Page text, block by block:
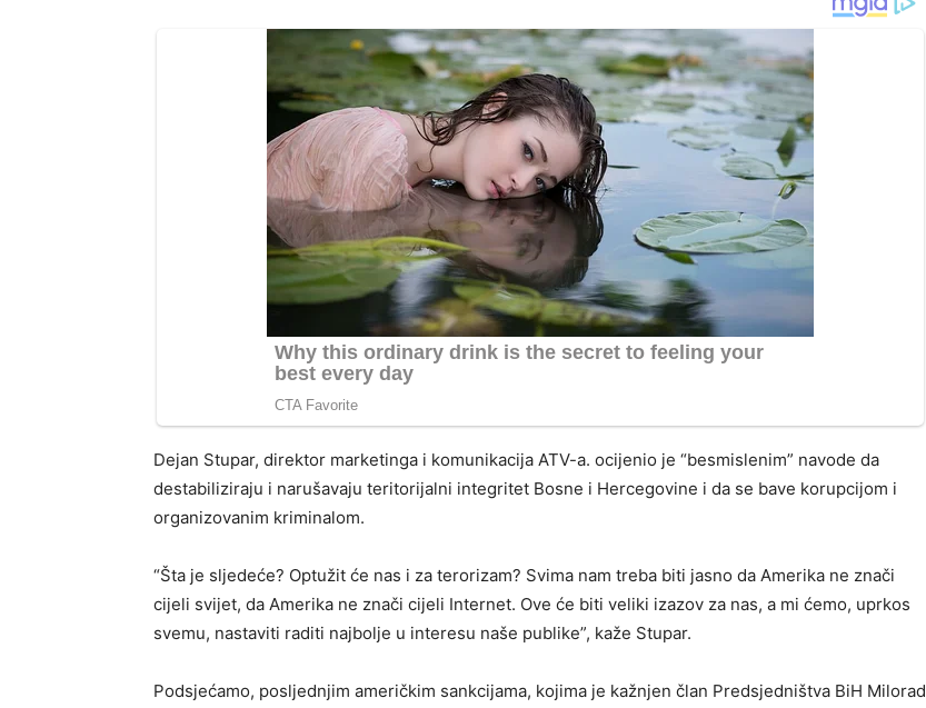
Dejan Stupar, direktor marketinga i komunikacija ATV-a. ocijenio je “besmislenim” navode da
destabiliziraju i narušavaju teritorijalni integritet Bosne i Hercegovine i da se bave korupcijom i
organizovanim kriminalom.
“Šta je sljedeće? Optužit će nas i za terorizam? Svima nam treba biti jasno da Amerika ne znači
cijeli svijet, da Amerika ne znači cijeli Internet. Ove će biti veliki izazov za nas, a mi ćemo, uprkos
svemu, nastaviti raditi najbolje u interesu naše publike”, kaže Stupar.
Podsjećamo, posljednjim američkim sankcijama, kojima je kažnjen član Predsjedništva BiH Milorad